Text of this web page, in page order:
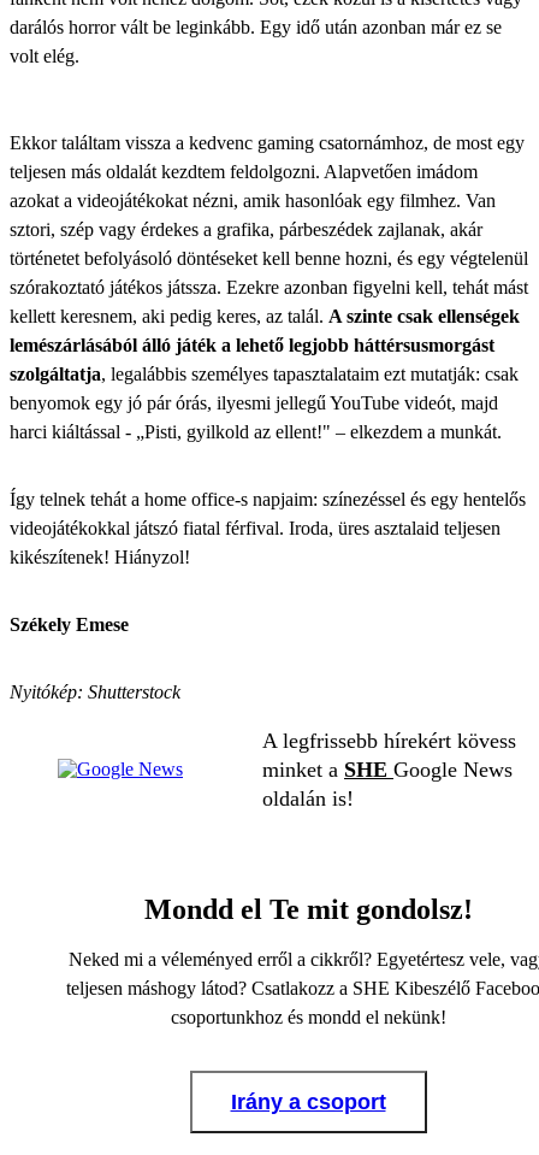
darálós horror vált be leginkább. Egy idő után azonban már ez se
volt elég.
Ekkor találtam vissza a kedvenc gaming csatornámhoz, de most egy
teljesen más oldalát kezdtem feldolgozni. Alapvetően imádom
azokat a videojátékokat nézni, amik hasonlóak egy filmhez. Van
sztori, szép vagy érdekes a grafika, párbeszédek zajlanak, akár
történetet befolyásoló döntéseket kell benne hozni, és egy végtelenül
szórakoztató játékos játssza. Ezekre azonban figyelni kell, tehát mást
kellett keresnem, aki pedig keres, az talál. A szinte csak ellenségek
lemészárlásából álló játék a lehető legjobb háttérsusmorgást
szolgáltatja, legalábbis személyes tapasztalataim ezt mutatják: csak
benyomok egy jó pár órás, ilyesmi jellegű YouTube videót, majd
harci kiáltással - „Pisti, gyilkold az ellent!" – elkezdem a munkát.
Így telnek tehát a home office-s napjaim: színezéssel és egy hentelős
videojátékokkal játszó fiatal férfival. Iroda, üres asztalaid teljesen
kikészítenek! Hiányzol!
Székely Emese
Nyitókép: Shutterstock
A legfrissebb hírekért kövess
minket a SHE Google News
oldalán is!
Mondd el Te mit gondolsz!
Neked mi a véleményed erről a cikkről? Egyetértesz vele,
teljesen máshogy látod? Csatlakozz a SHE Kibeszélő
csoportunkhoz és mondd el nekünk!
Irány a csoport